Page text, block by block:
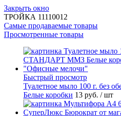
Закрыть окно
ТРОЙКА 11110012
Самые продаваемые товары
Просмотренные товары
Быстрый просмотр
Туалетное мыло 100 г.
Белые коробки 13 руб. / шт